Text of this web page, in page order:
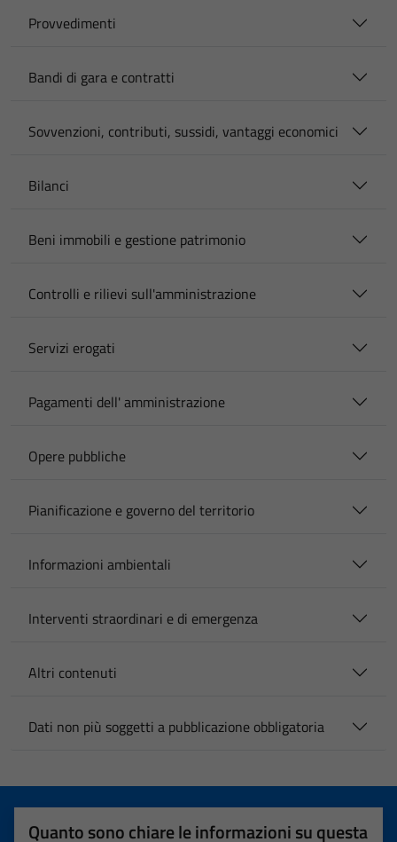
Provvedimenti
Bandi di gara e contratti
Sovvenzioni, contributi, sussidi, vantaggi economici
Bilanci
Beni immobili e gestione patrimonio
Controlli e rilievi sull'amministrazione
Servizi erogati
Pagamenti dell' amministrazione
Opere pubbliche
Pianificazione e governo del territorio
Informazioni ambientali
Interventi straordinari e di emergenza
Altri contenuti
Dati non più soggetti a pubblicazione obbligatoria
Quanto sono chiare le informazioni su questa